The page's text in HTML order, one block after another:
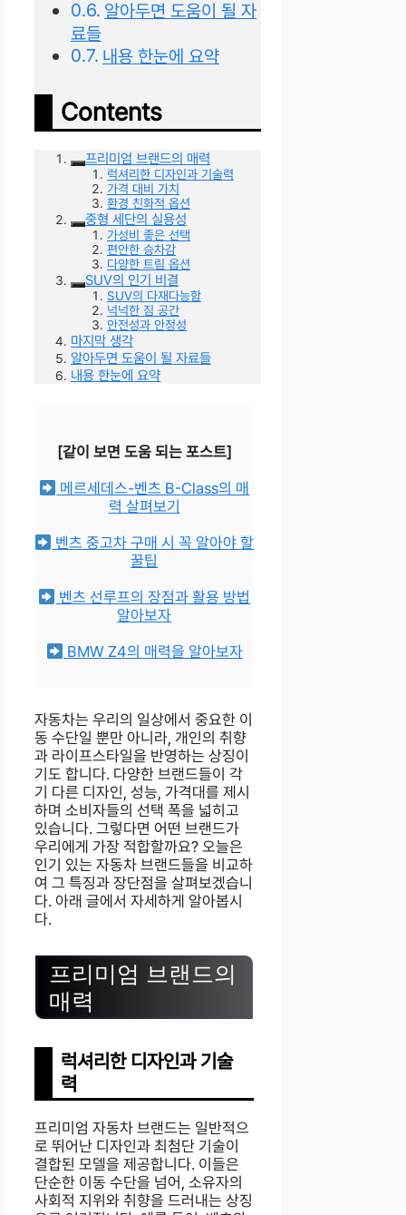
알아두면 도움이 될 자
료들
내용 한눈에 요약
Contents
프리미엄 브랜드의 매력
럭셔리한 디자인과 기술력
가격 대비 가치
환경 친화적 옵션
중형 세단의 실용성
가성비 좋은 선택
편안한 승차감
다양한 트림 옵션
SUV의 인기 비결
SUV의 다재다능함
넉넉한 짐 공간
안전성과 안정성
마지막 생각
알아두면 도움이 될 자료들
내용 한눈에 요약
[같이 보면 도움 되는 포스트]
메르세데스-벤츠 B-Class의 매
력 살펴보기
벤츠 중고차 구매 시 꼭 알아야 할
꿀팁
벤츠 선루프의 장점과 활용 방법
알아보자
BMW Z4의 매력을 알아보자
자동차는 우리의 일상에서 중요한 이
동 수단일 뿐만 아니라, 개인의 취향
과 라이프스타일을 반영하는 상징이
기도 합니다. 다양한 브랜드들이 각
기 다른 디자인, 성능, 가격대를 제시
하며 소비자들의 선택 폭을 넓히고
있습니다. 그렇다면 어떤 브랜드가
우리에게 가장 적합할까요? 오늘은
인기 있는 자동차 브랜드들을 비교하
여 그 특징과 장단점을 살펴보겠습니
다. 아래 글에서 자세하게 알아봅시
다.
프리미엄 브랜드의
매력
럭셔리한 디자인과 기술
력
프리미엄 자동차 브랜드는 일반적으
로 뛰어난 디자인과 최첨단 기술이
결합된 모델을 제공합니다. 이들은
단순한 이동 수단을 넘어, 소유자의
사회적 지위와 취향을 드러내는 상징